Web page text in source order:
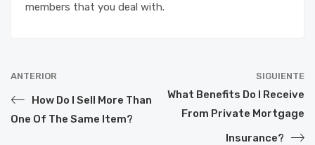
members that you deal with.
ANTERIOR
How Do I Sell More Than
One Of The Same Item?
SIGUIENTE
What Benefits Do I Receive
From Private Mortgage
Insurance?